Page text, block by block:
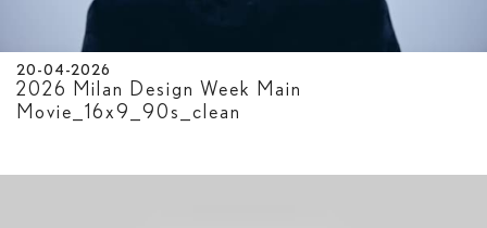
20-04-2026
2026 Milan Design Week Main
Movie_16x9_90s_clean